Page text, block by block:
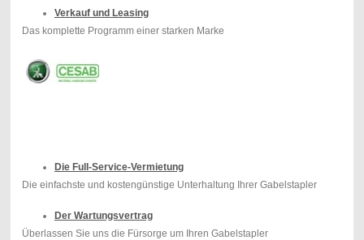
Verkauf und Leasing
Das komplette Programm einer starken Marke
Die Full-Service-Vermietung
Die einfachste und kostengünstige Unterhaltung Ihrer Gabelstapler
Der Wartungsvertrag
Überlassen Sie uns die Fürsorge um Ihren Gabelstapler